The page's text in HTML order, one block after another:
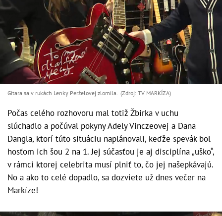
Gitara sa v rukách Lenky Perželovej zlomila. (Zdroj: TV MARKÍZA)
Počas celého rozhovoru mal totiž Žbirka v uchu
slúchadlo a počúval pokyny Adely Vinczeovej a Dana
Dangla, ktorí túto situáciu naplánovali, keďže spevák bol
hosťom ich šou 2 na 1. Jej súčasťou je aj disciplína „uško“,
v rámci ktorej celebrita musí plniť to, čo jej našepkávajú.
No a ako to celé dopadlo, sa dozviete už dnes večer na
Markíze!